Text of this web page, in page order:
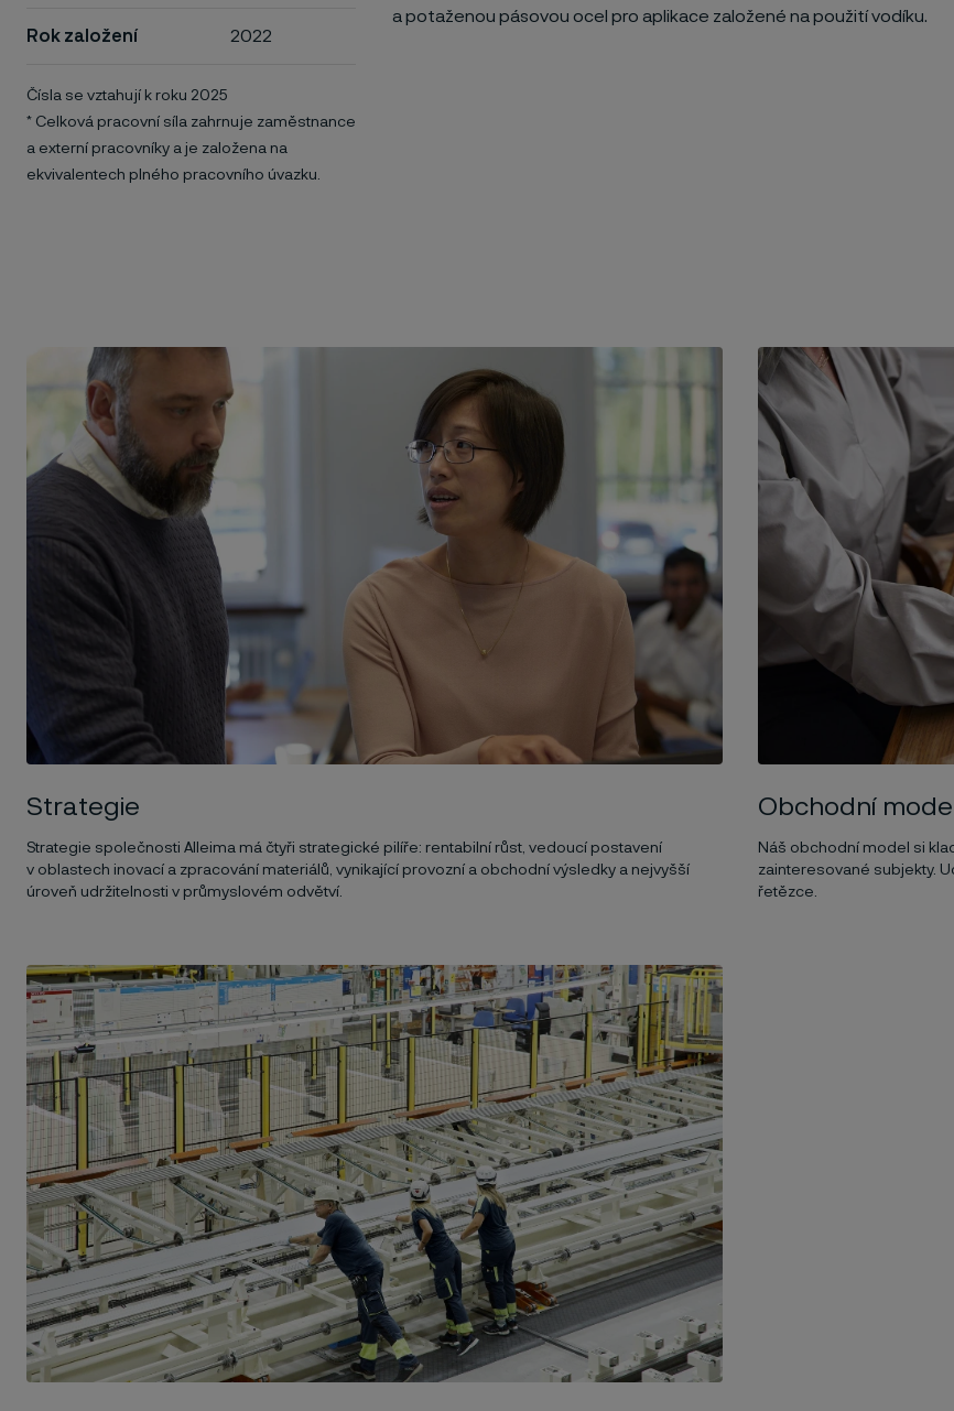
Rok založení 2022
Čísla se vztahují k roku 2025
* Celková pracovní síla zahrnuje zaměstnance
a externí pracovníky a je založena na
ekvivalentech plného pracovního úvazku.
a potaženou pásovou ocel pro aplikace založené na použití vodíku.
Strategie
Strategie společnosti Alleima má čtyři strategické pilíře: rentabilní růst, vedoucí postavení
v oblastech inovací a zpracování materiálů, vynikající provozní a obchodní výsledky a nejvyšší
úroveň udržitelnosti v průmyslovém odvětví.
Obchodní model
Náš obchodní model si
zainteresované subjekty.
řetězce.